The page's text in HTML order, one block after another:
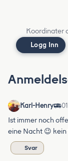
Koordinater
Logg Inn
Karl-Henry
Ist immer noch
eine Nacht 😉 kein
Svar